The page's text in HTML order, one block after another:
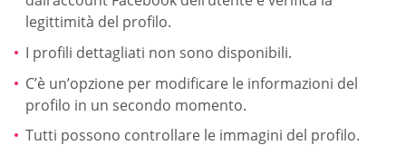
legittimità del profilo.
I profili dettagliati non sono disponibili.
C’è un’opzione per modificare le informazioni del
profilo in un secondo momento.
Tutti possono controllare le immagini del profilo.